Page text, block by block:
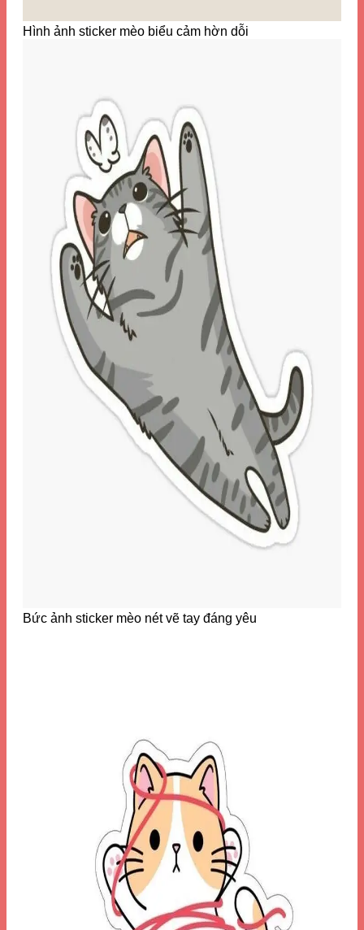
Hình ảnh sticker mèo biểu cảm hờn dỗi
Bức ảnh sticker mèo nét vẽ tay đáng yêu